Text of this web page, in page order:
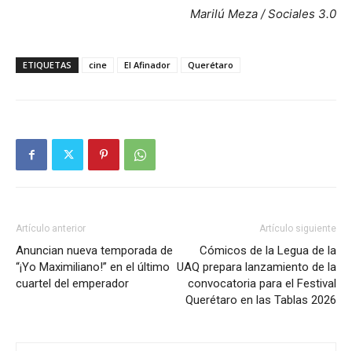
Marilú Meza / Sociales 3.0
ETIQUETAS cine El Afinador Querétaro
Artículo anterior
Anuncian nueva temporada de
“¡Yo Maximiliano!” en el último
cuartel del emperador
Artículo siguiente
Cómicos de la Legua de la
UAQ prepara lanzamiento de la
convocatoria para el Festival
Querétaro en las Tablas 2026